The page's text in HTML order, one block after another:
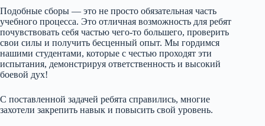
Подобные сборы — это не просто обязательная часть
учебного процесса. Это отличная возможность для ребят
почувствовать себя частью чего-то большего, проверить
свои силы и получить бесценный опыт. Мы гордимся
нашими студентами, которые с честью проходят эти
испытания, демонстрируя ответственность и высокий
боевой дух!
С поставленной задачей ребята справились, многие
захотели закрепить навык и повысить свой уровень.